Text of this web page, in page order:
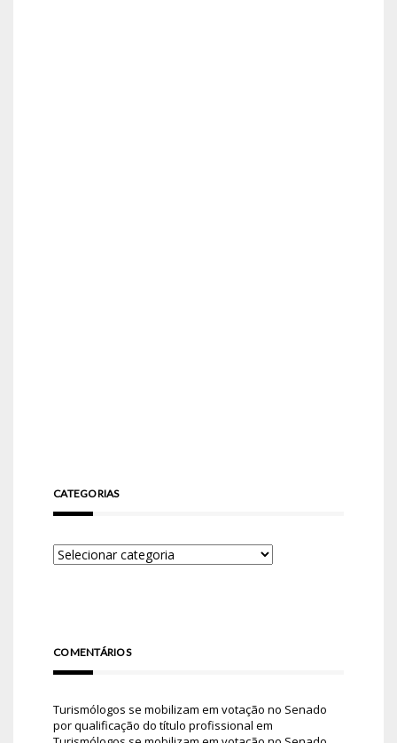
CATEGORIAS
COMENTÁRIOS
Turismólogos se mobilizam em votação no Senado
por qualificação do título profissional em